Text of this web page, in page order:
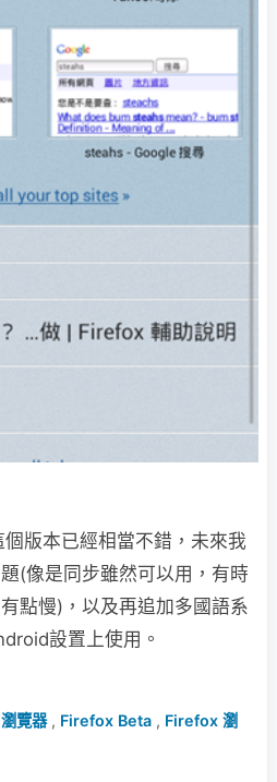
版本已經相當不錯，未來我
(像是同步雖然可以用，有時
點慢)，以及再追加多國語系
設置上使用。
覽器, Firefox Beta , Firefox 瀏